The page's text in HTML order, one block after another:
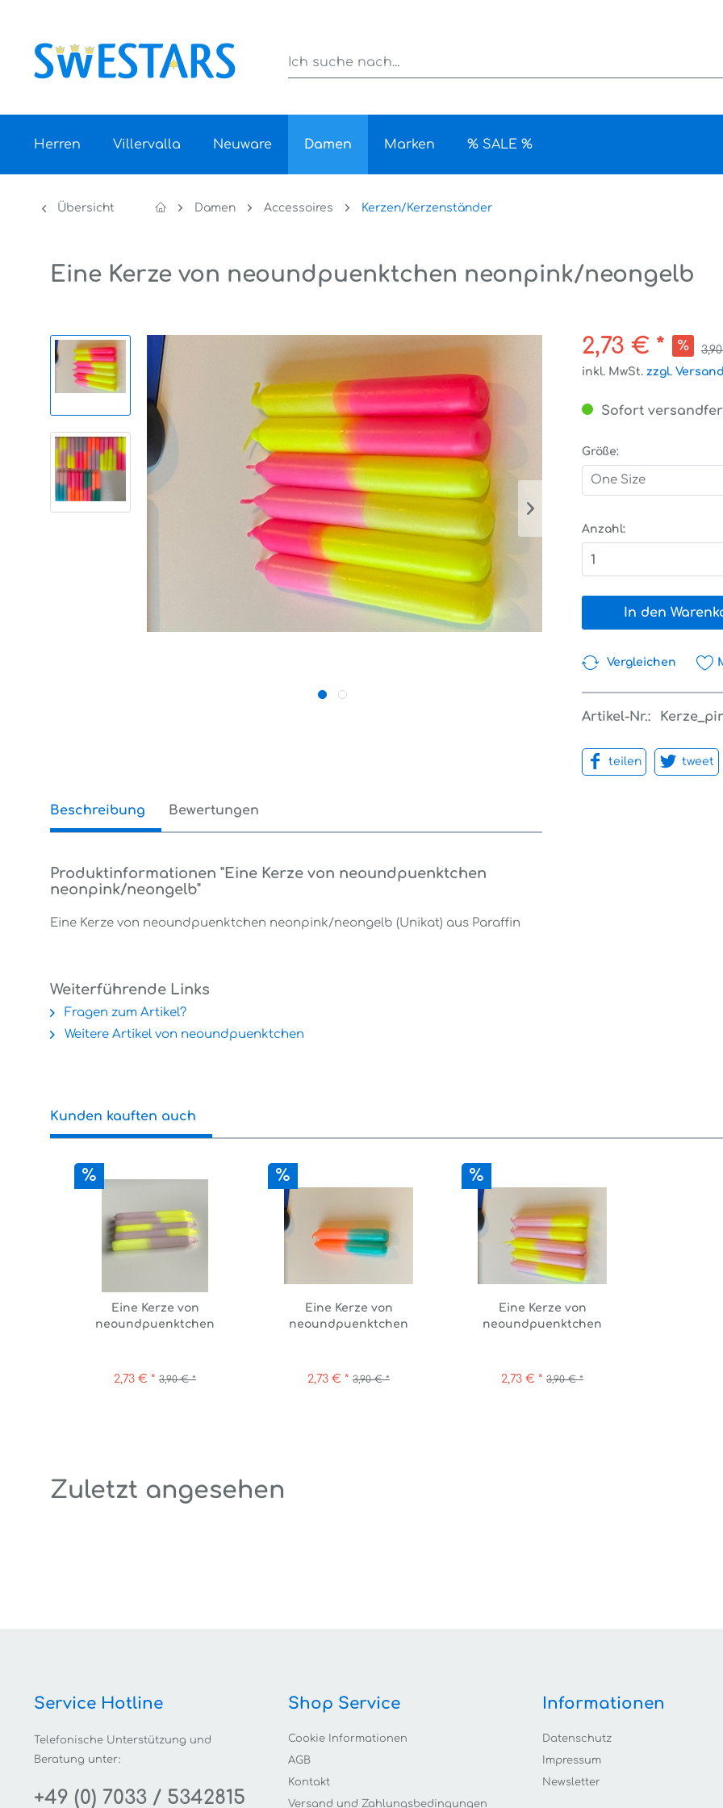
Herren Villervalla Neuware Damen Marken % SALE %
Übersicht Damen Accessoires Kerzen/Kerzenständer
Eine Kerze von neoundpuenktchen neonpink/neongelb
2,73 € *
inkl. MwSt. zzgl.
Sofort
Größe:
One Size
Anzahl:
1
In den
Vergleichen
Artikel-Nr.:
teilen tweet
Beschreibung Bewertungen
Produktinformationen "Eine Kerze von neoundpuenktchen
neonpink/neongelb"
Eine Kerze von neoundpuenktchen neonpink/neongelb (Unikat) aus Paraffin
Weiterführende Links
Fragen zum Artikel?
Weitere Artikel von neoundpuenktchen
Kunden kauften auch
Eine Kerze von
neoundpuenktchen
2,73 € * 3,90 € *
Eine Kerze von
neoundpuenktchen
2,73 € * 3,90 € *
Eine Kerze von
neoundpuenktchen
2,73 € * 3,90 € *
Zuletzt angesehen
Service Hotline
Telefonische Unterstützung und
Beratung unter:
+49 (0) 7033 / 5342815
Shop Service
Cookie Informationen
AGB
Kontakt
Versand und Zahlungsbedingungen
Informationen
Datenschutz
Impressum
Newsletter